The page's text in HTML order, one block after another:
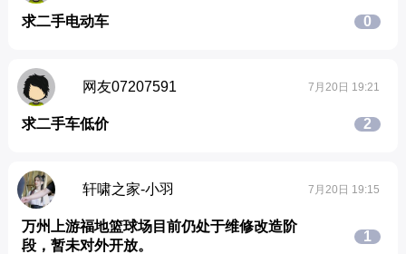
求二手电动车 0
网友07207591 7月20日 19:21
求二手车低价 2
轩啸之家-小羽 7月20日 19:15
万州上游福地篮球场目前仍处于维修改造阶
段，暂未对外开放。
1